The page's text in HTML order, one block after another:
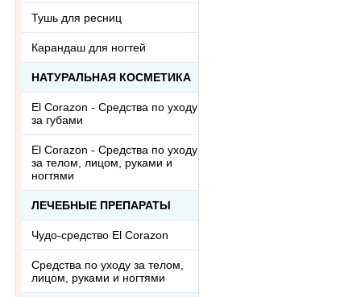
Тушь для ресниц
Карандаш для ногтей
НАТУРАЛЬНАЯ КОСМЕТИКА
El Corazon - Средства по уходу
за губами
El Corazon - Средства по уходу
за телом, лицом, руками и
ногтями
ЛЕЧЕБНЫЕ ПРЕПАРАТЫ
Чудо-средство El Corazon
Средства по уходу за телом,
лицом, руками и ногтями